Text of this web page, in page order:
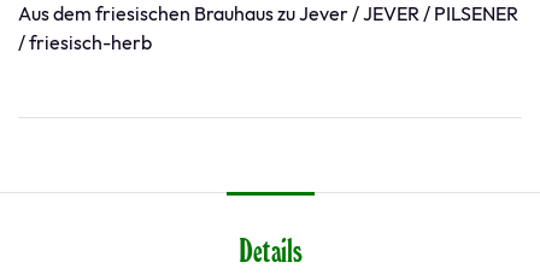
Aus dem friesischen Brauhaus zu Jever / JEVER / PILSENER
/ friesisch-herb
Details